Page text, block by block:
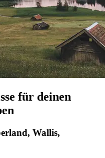
für deinen
Wallis,